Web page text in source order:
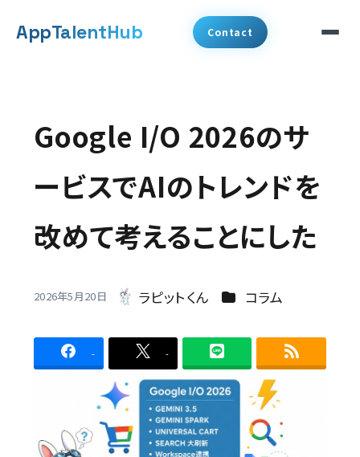
メ
AppTalentHub Contact
代表挨拶
事例
コラム
会社概要
Google I/O 2026のサ
ービスでAIのトレンドを
改めて考えることにした
2026年5月20日
著
者
ラピットくん カテゴリー
コラム
- -